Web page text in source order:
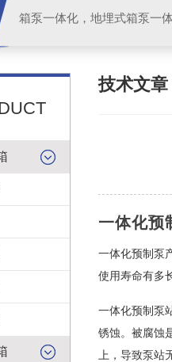
技术文章
一体化预
一体化预制泵
使用寿命有多
一体化预制泵
锈蚀。被腐蚀
上，导致泵站